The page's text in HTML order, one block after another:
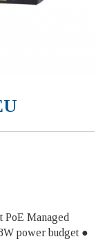
Managed
power budget ●